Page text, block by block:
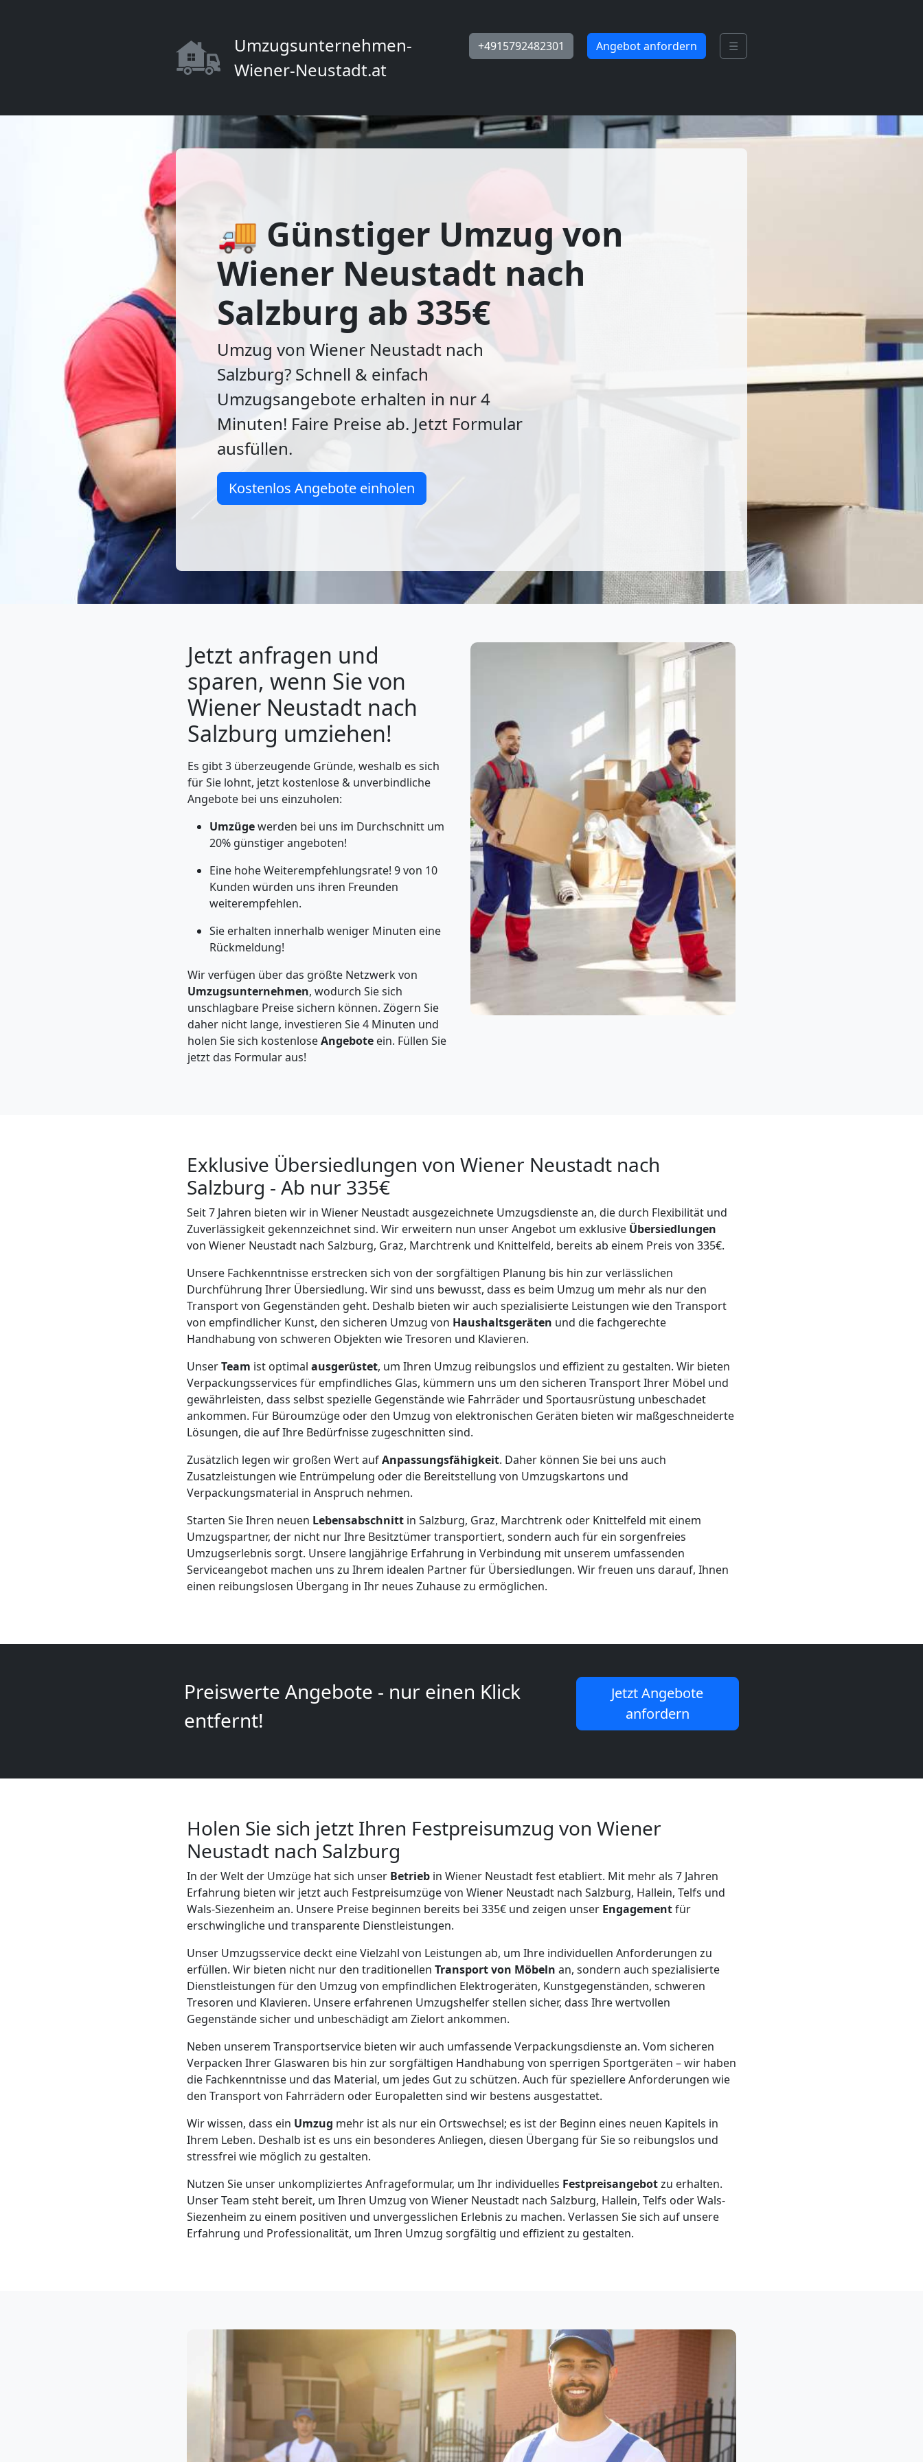
Umzugsunternehmen-
Wiener-Neustadt.at
+4915792482301 Angebot anfordern ☰
🚚 Günstiger Umzug von
Wiener Neustadt nach
Salzburg ab 335€
Umzug von Wiener Neustadt nach
Salzburg? Schnell & einfach
Umzugsangebote erhalten in nur 4
Minuten! Faire Preise ab. Jetzt Formular
ausfüllen.
Kostenlos Angebote einholen
Jetzt anfragen und
sparen, wenn Sie von
Wiener Neustadt nach
Salzburg umziehen!
Es gibt 3 überzeugende Gründe, weshalb es sich
für Sie lohnt, jetzt kostenlose & unverbindliche
Angebote bei uns einzuholen:
Umzügewerden bei uns im Durchschnitt um
20% günstiger angeboten!
Eine hohe Weiterempfehlungsrate! 9 von 10
Kunden würden uns ihren Freunden
weiterempfehlen.
Sie erhalten innerhalb weniger Minuten eine
Rückmeldung!
Wir verfügen über das größte Netzwerk von
Umzugsunternehmen, wodurch Sie sich
unschlagbare Preise sichern können. Zögern Sie
daher nicht lange, investieren Sie 4 Minuten und
holen Sie sich kostenloseAngeboteein. Füllen Sie
jetzt das Formular aus!
Exklusive Übersiedlungen von Wiener Neustadt nach
Salzburg - Ab nur 335€
Seit 7 Jahren bieten wir in Wiener Neustadt ausgezeichnete Umzugsdienste an, die durch Flexibilität und
Zuverlässigkeit gekennzeichnet sind. Wir erweitern nun unser Angebot um exklusive Übersiedlungen
von Wiener Neustadt nach Salzburg, Graz, Marchtrenk und Knittelfeld, bereits ab einem Preis von 335€.
Unsere Fachkenntnisse erstrecken sich von der sorgfältigen Planung bis hin zur verlässlichen
Durchführung Ihrer Übersiedlung. Wir sind uns bewusst, dass es beim Umzug um mehr als nur den
Transport von Gegenständen geht. Deshalb bieten wir auch spezialisierte Leistungen wie den Transport
von empfindlicher Kunst, den sicheren Umzug von Haushaltsgeräten und die fachgerechte
Handhabung von schweren Objekten wie Tresoren und Klavieren.
UnserTeam ist optimal ausgerüstet, um Ihren Umzug reibungslos und effizient zu gestalten. Wir bieten
Verpackungsservices für empfindliches Glas, kümmern uns um den sicheren Transport Ihrer Möbel und
gewährleisten, dass selbst spezielle Gegenstände wie Fahrräder und Sportausrüstung unbeschadet
ankommen. Für Büroumzüge oder den Umzug von elektronischen Geräten bieten wir maßgeschneiderte
Lösungen, die auf Ihre Bedürfnisse zugeschnitten sind.
Zusätzlich legen wir großen Wert aufAnpassungsfähigkeit. Daher können Sie bei uns auch
Zusatzleistungen wie Entrümpelung oder die Bereitstellung von Umzugskartons und
Verpackungsmaterial in Anspruch nehmen.
Starten Sie Ihren neuen Lebensabschnitt in Salzburg, Graz, Marchtrenk oder Knittelfeld mit einem
Umzugspartner, der nicht nur Ihre Besitztümer transportiert, sondern auch für ein sorgenfreies
Umzugserlebnis sorgt. Unsere langjährige Erfahrung in Verbindung mit unserem umfassenden
Serviceangebot machen uns zu Ihrem idealen Partner für Übersiedlungen. Wir freuen uns darauf, Ihnen
einen reibungslosen Übergang in Ihr neues Zuhause zu ermöglichen.
Preiswerte Angebote - nur einen Klick
entfernt!
Jetzt Angebote
anfordern
Holen Sie sich jetzt Ihren Festpreisumzug von Wiener
Neustadt nach Salzburg
In der Welt der Umzüge hat sich unser Betrieb in Wiener Neustadt fest etabliert. Mit mehr als 7 Jahren
Erfahrung bieten wir jetzt auch Festpreisumzüge von Wiener Neustadt nach Salzburg, Hallein, Telfs und
Wals-Siezenheim an. Unsere Preise beginnen bereits bei 335€ und zeigen unser Engagementfür
erschwingliche und transparente Dienstleistungen.
Unser Umzugsservice deckt eine Vielzahl von Leistungen ab, um Ihre individuellen Anforderungen zu
erfüllen. Wir bieten nicht nur den traditionellen Transport von Möbeln an, sondern auch spezialisierte
Dienstleistungen für den Umzug von empfindlichen Elektrogeräten, Kunstgegenständen, schweren
Tresoren und Klavieren. Unsere erfahrenen Umzugshelfer stellen sicher, dass Ihre wertvollen
Gegenstände sicher und unbeschädigt am Zielort ankommen.
Neben unserem Transportservice bieten wir auch umfassende Verpackungsdienste an. Vom sicheren
Verpacken Ihrer Glaswaren bis hin zur sorgfältigen Handhabung von sperrigen Sportgeräten – wir haben
die Fachkenntnisse und das Material, um jedes Gut zu schützen. Auch für speziellere Anforderungen wie
den Transport von Fahrrädern oder Europaletten sind wir bestens ausgestattet.
Wir wissen, dass ein Umzug mehr ist als nur ein Ortswechsel; es ist der Beginn eines neuen Kapitels in
Ihrem Leben. Deshalb ist es uns ein besonderes Anliegen, diesen Übergang für Sie so reibungslos und
stressfrei wie möglich zu gestalten.
Nutzen Sie unser unkompliziertes Anfrageformular, um Ihr individuelles Festpreisangebotzu erhalten.
Unser Team steht bereit, um Ihren Umzug von Wiener Neustadt nach Salzburg, Hallein, Telfs oder Wals-
Siezenheim zu einem positiven und unvergesslichen Erlebnis zu machen. Verlassen Sie sich auf unsere
Erfahrung und Professionalität, um Ihren Umzug sorgfältig und effizient zu gestalten.
Mann